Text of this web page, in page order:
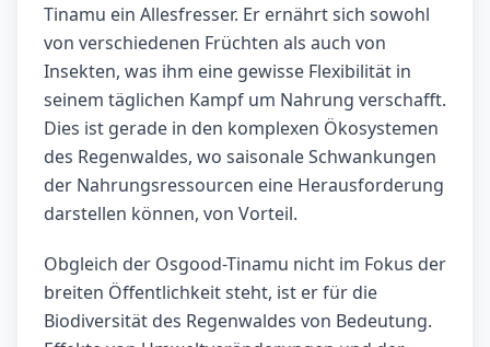
Tinamu ein Allesfresser. Er ernährt sich sowohl
von verschiedenen Früchten als auch von
Insekten, was ihm eine gewisse Flexibilität in
seinem täglichen Kampf um Nahrung verschafft.
Dies ist gerade in den komplexen Ökosystemen
des Regenwaldes, wo saisonale Schwankungen
der Nahrungsressourcen eine Herausforderung
darstellen können, von Vorteil.
Obgleich der Osgood-Tinamu nicht im Fokus der
breiten Öffentlichkeit steht, ist er für die
Biodiversität des Regenwaldes von Bedeutung.